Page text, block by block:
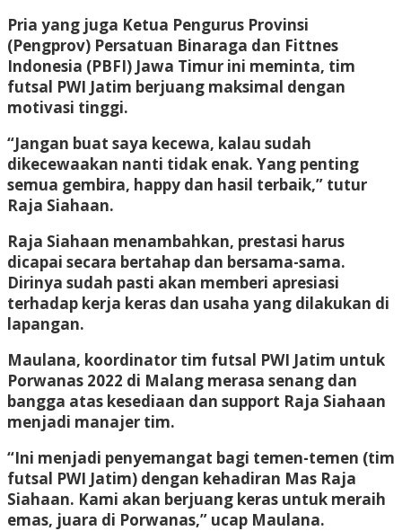
Pria yang juga Ketua Pengurus Provinsi
(Pengprov) Persatuan Binaraga dan Fittnes
Indonesia (PBFI) Jawa Timur ini meminta, tim
futsal PWI Jatim berjuang maksimal dengan
motivasi tinggi.
“Jangan buat saya kecewa, kalau sudah
dikecewaakan nanti tidak enak. Yang penting
semua gembira, happy dan hasil terbaik,” tutur
Raja Siahaan.
Raja Siahaan menambahkan, prestasi harus
dicapai secara bertahap dan bersama-sama.
Dirinya sudah pasti akan memberi apresiasi
terhadap kerja keras dan usaha yang dilakukan di
lapangan.
Maulana, koordinator tim futsal PWI Jatim untuk
Porwanas 2022 di Malang merasa senang dan
bangga atas kesediaan dan support Raja Siahaan
menjadi manajer tim.
“Ini menjadi penyemangat bagi temen-temen (tim
futsal PWI Jatim) dengan kehadiran Mas Raja
Siahaan. Kami akan berjuang keras untuk meraih
emas, juara di Porwanas,” ucap Maulana.